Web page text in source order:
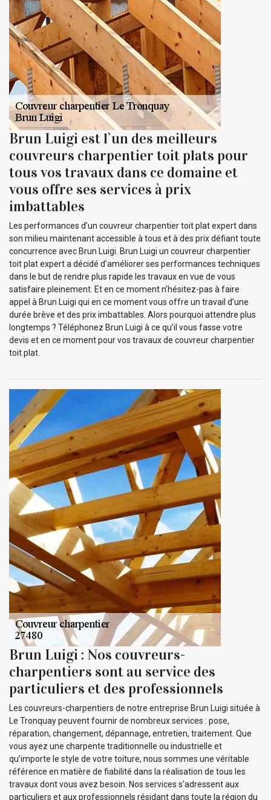
Brun Luigi est l`un des meilleurs
couvreurs charpentier toit plats pour
tous vos travaux dans ce domaine et
vous offre ses services à prix
imbattables
Les performances d’un couvreur charpentier toit plat expert dans
son milieu maintenant accessible à tous et à des prix défiant toute
concurrence avec Brun Luigi. Brun Luigi un couvreur charpentier
toit plat expert a décidé d’améliorer ses performances techniques
dans le but de rendre plus rapide les travaux en vue de vous
satisfaire pleinement. Et en ce moment n’hésitez-pas à faire
appel à Brun Luigi qui en ce moment vous offre un travail d’une
durée brève et des prix imbattables. Alors pourquoi attendre plus
longtemps ? Téléphonez Brun Luigi à ce qu’il vous fasse votre
devis et en ce moment pour vos travaux de couvreur charpentier
toit plat.
Brun Luigi : Nos couvreurs-
charpentiers sont au service des
particuliers et des professionnels
Les couvreurs-charpentiers de notre entreprise Brun Luigi située à
Le Tronquay peuvent fournir de nombreux services : pose,
réparation, changement, dépannage, entretien, traitement. Que
vous ayez une charpente traditionnelle ou industrielle et
qu’importe le style de votre toiture, nous sommes une véritable
référence en matière de fiabilité dans la réalisation de tous les
travaux dont vous avez besoin. Nos services s'adressent aux
particuliers et aux professionnels résidant dans toute la région du